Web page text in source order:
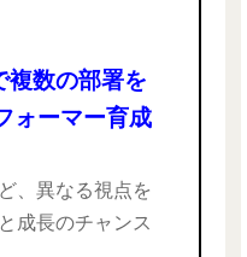
複数の部署を
ォーマー育成
、異なる視点を
成長のチャンス